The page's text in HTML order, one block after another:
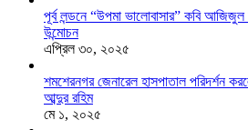
পূর্ব লন্ডনে “উপমা ভালোবাসার” কবি
উন্মোচন
এপ্রিল ৩০, ২০২৫
শমশেরনগর জেনারেল হাসপাতাল পরিদর্শন
আব্দুর রহিম
মে ১, ২০২৫